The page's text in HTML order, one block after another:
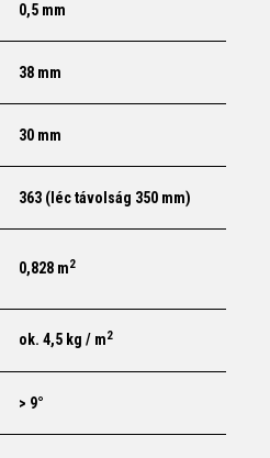
0,5 mm
38 mm
30 mm
363 (léc távolság 350 mm)
0,828 m2
ok. 4,5 kg / m2
> 9°